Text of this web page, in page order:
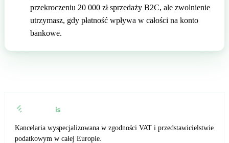
przekroczeniu 20 000 zł sprzedaży B2C, ale zwolnienie
utrzymasz, gdy płatność wpływa w całości na konto
bankowe.
Kancelaria wyspecjalizowana w zgodności VAT i przedstawicielstwie
podatkowym w całej Europie.